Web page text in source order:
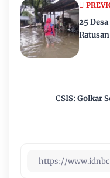
CSIS: Golkar
25